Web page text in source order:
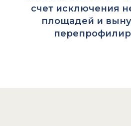
счет исключения
площадей и